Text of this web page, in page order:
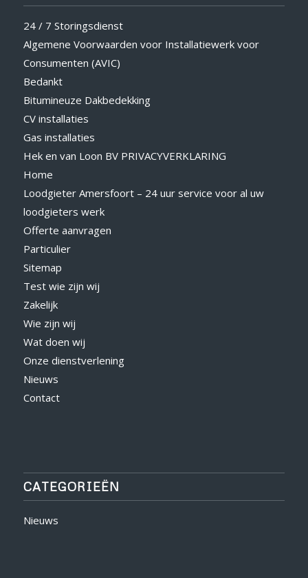
24 / 7 Storingsdienst
Algemene Voorwaarden voor Installatiewerk voor
Consumenten (AVIC)
Bedankt
Bitumineuze Dakbedekking
CV installaties
Gas installaties
Hek en van Loon BV PRIVACYVERKLARING
Home
Loodgieter Amersfoort – 24 uur service voor al uw
loodgieters werk
Offerte aanvragen
Particulier
Sitemap
Test wie zijn wij
Zakelijk
Wie zijn wij
Wat doen wij
Onze dienstverlening
Nieuws
Contact
CATEGORIEËN
Nieuws